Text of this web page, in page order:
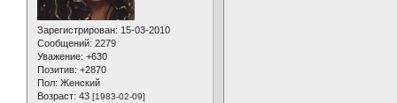
Зарегистрирован: 15-03-2010
Сообщений: 2279
Уважение: +630
Позитив: +2870
Пол: Женский
Возраст: 43 [1983-02-09]